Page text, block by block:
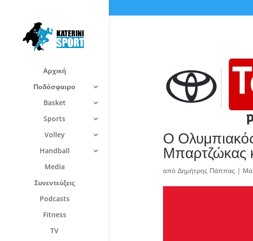
Αρχική
Ποδόσφαιρο
Basket
Sports
Volley
Handball
Media
Συνεντεύξεις
Podcasts
Fitness
TV
Ο
Μπαρτζώκας
από Δημήτρης Πάππας |